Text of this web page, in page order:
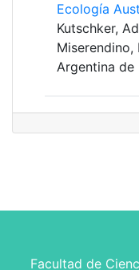
Ecología
Kutschker,
Miserendino,
Argentina de
Facultad de